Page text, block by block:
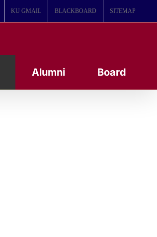
KU GMAIL BLACKBOARD SITEMAP
Alumni Board